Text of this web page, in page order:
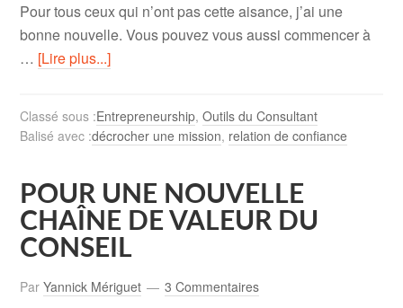
Pour tous ceux qui n’ont pas cette aisance, j’ai une
bonne nouvelle. Vous pouvez vous aussi commencer à
… [Lire plus...]
Classé sous :Entrepreneurship,Outils du Consultant
Balisé avec :décrocher une mission, relation de confiance
POUR UNE NOUVELLE
CHAÎNE DE VALEUR DU
CONSEIL
ParYannick Mériguet 3 Commentaires